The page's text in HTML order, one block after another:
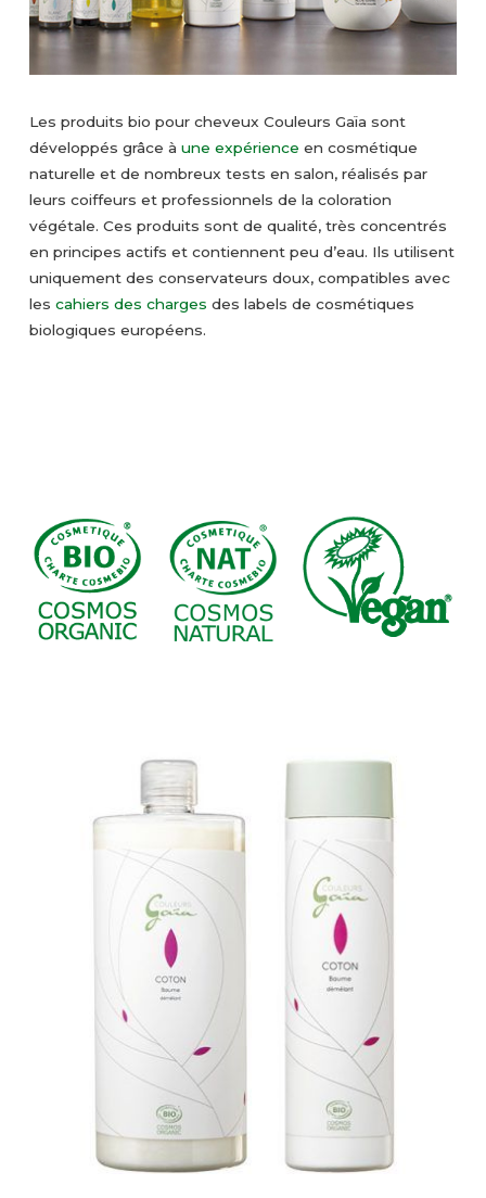
Les produits bio pour cheveux Couleurs Gaïa sont
développés grâce àune expérience en cosmétique
naturelle et de nombreux tests en salon, réalisés par
leurs coiffeurs et professionnels de la coloration
végétale. Ces produits sont de qualité, très concentrés
en principes actifs et contiennent peu d’eau. Ils utilisent
uniquement des conservateurs doux, compatibles avec
lescahiers des charges des labels de cosmétiques
biologiques européens.